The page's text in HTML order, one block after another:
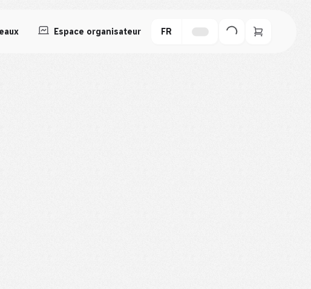
Espace organisateur FR